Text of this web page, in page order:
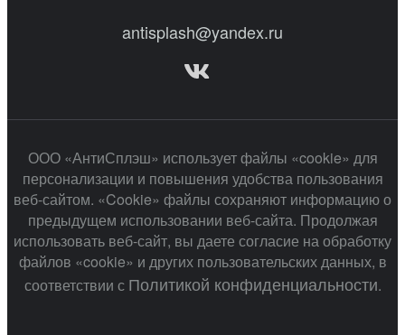
antisplash@yandex.ru
ООО «АнтиСплэш» использует файлы «cookie» для
персонализации и повышения удобства пользования
веб-сайтом. «Cookie» файлы сохраняют информацию о
предыдущем использовании веб-сайта. Продолжая
использовать веб-сайт, вы даете согласие на обработку
файлов «cookie» и других пользовательских данных, в
соответствии с Политикой конфиденциальности.